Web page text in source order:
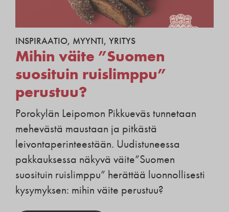
INSPIRAATIO, MYYNTI, YRITYS
Mihin väite ”Suomen
suosituin ruislimppu”
perustuu?
Porokylän Leipomon Pikkueväs tunnetaan
mehevästä maustaan ja pitkästä
leivontaperinteestään. Uudistuneessa
pakkauksessa näkyvä väite”Suomen
suosituin ruislimppu” herättää luonnollisesti
kysymyksen: mihin väite perustuu?